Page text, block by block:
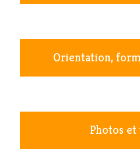
Orientation,
Photos et